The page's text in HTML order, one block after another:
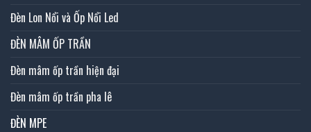
Đèn Lon Nổi và Ốp Nổi Led
ĐÈN MÂM ỐP TRẦN
Đèn mâm ốp trần hiện đại
Đèn mâm ốp trần pha lê
ĐÈN MPE